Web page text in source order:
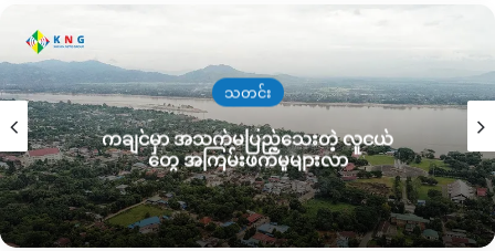
ထိုသို့ စစ်တပ်က အင်တာနက်လိုင်း ပိတ်လိုက်သောကြောင့် စစ်ပွဲ
ပြင်းထန်လာမည်ကို စိုးရိမ်သဖြင့် ဒေသခံများမှာ ကုန်ပစ္စည်း ဝယ်ယူ
စုဆောင်းမှုများ ရှိနေကြောင်း သိရသည်။
သို့သော်လည်း လက်ရှိအချိန်ထိ စစ်ကောင်စီနှင့် ကချင်
လွတ်လပ်ရေးတပ်မတော် KIA ကြား ဖားကန့်ဒေသတွင် တိုက်ပွဲ
ပြင်းထန်ခြင်းမရှိသေးကြောင်း ဒေသခံများ ပြောသည်။
သတင်း
ကချင်မှာ အသက်မပြည့်သေးတဲ့ လူငယ်
တွေ အကြမ်းဖက်မှုများလာ